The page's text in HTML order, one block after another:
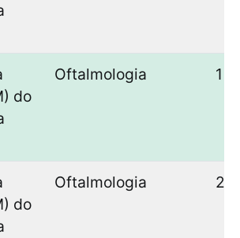
do
Oftalmologia 1
do
Oftalmologia 2